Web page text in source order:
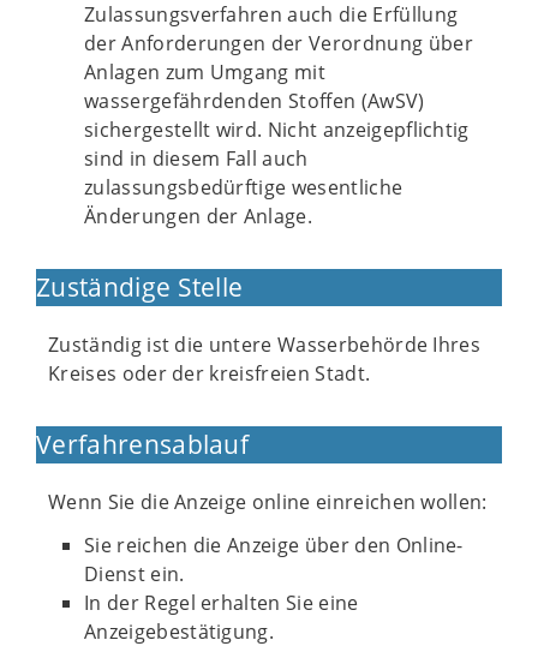
Zulassungsverfahren auch die Erfüllung
der Anforderungen der Verordnung über
Anlagen zum Umgang mit
wassergefährdenden Stoffen (AwSV)
sichergestellt wird. Nicht anzeigepflichtig
sind in diesem Fall auch
zulassungsbedürftige wesentliche
Änderungen der Anlage.
Zuständige Stelle
Zuständig ist die untere Wasserbehörde Ihres
Kreises oder der kreisfreien Stadt.
Verfahrensablauf
Wenn Sie die Anzeige online einreichen wollen:
Sie reichen die Anzeige über den Online-
Dienst ein.
In der Regel erhalten Sie eine
Anzeigebestätigung.